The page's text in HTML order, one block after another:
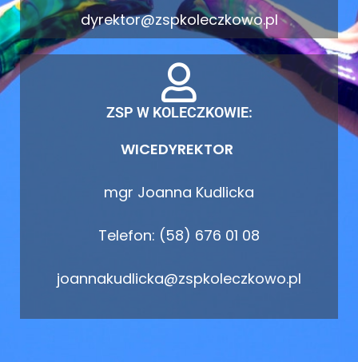
dyrektor@zspkoleczkowo.pl
ZSP W KOLECZKOWIE:
WICEDYREKTOR
mgr Joanna Kudlicka
Telefon: (58) 676 01 08
joannakudlicka@zspkoleczkowo.pl